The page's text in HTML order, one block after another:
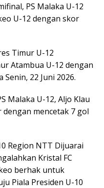
PS Malaka U-12
U-12 dengan skor
Timur U-12
Atambua U-12 dengan
22 Juni 2026.
Malaka U-12, Aljo Klau
mencetak 7 gol
Region NTT Dijuarai
Kristal FC
berhak untuk
Piala Presiden U-10